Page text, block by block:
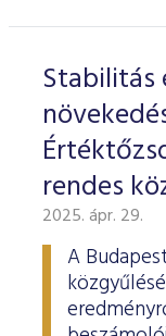
Stabilitás
rendes
2025. ápr. 29.
A